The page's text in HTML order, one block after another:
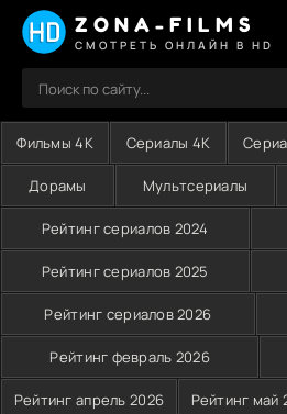
ZONA-FILMS
СМОТРЕТЬ ОНЛАЙН В HD
Фильмы 4K Сериалы 4K
Дорамы Мультсериалы
Рейтинг сериалов 2024
Рейтинг сериалов 2025
Рейтинг сериалов 2026
Рейтинг февраль 2026
Рейтинг апрель 2026 Рейтинг май